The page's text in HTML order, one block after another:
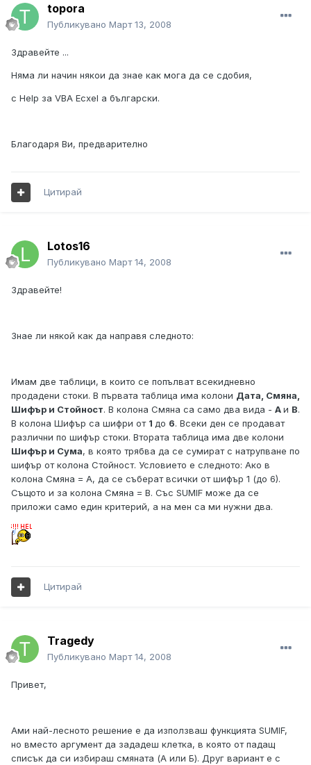
topora
Публикувано Март 13, 2008
Здравейте ...
Няма ли начин някои да знае как мога да се сдобия,
с Help за VBA Ecxel а български.
Благодаря Ви, предварително
Цитирай
Lotos16
Публикувано Март 14, 2008
Здравейте!
Знае ли някой как да направя следното:
Имам две таблици, в които се попълват всекидневно
продадени стоки. В първата таблица има колони Дата, Смяна,
Шифър и Стойност. В колона Смяна са само два вида - Аи В.
В колона Шифър са шифри от 1 до 6. Всеки ден се продават
различни по шифър стоки. Втората таблица има две колони
Шифър и Сума, в която трябва да се сумират с натрупване по
шифър от колона Стойност. Условието е следното: Ако в
колона Смяна = А, да се съберат всички от шифър 1 (до 6).
Същото и за колона Смяна = В. Със SUMIF може да се
приложи само един критерий, а на мен са ми нужни два.
Цитирай
Tragedy
Публикувано Март 14, 2008
Привет,
Ами най-лесното решение е да използваш функцията SUMIF,
но вместо аргумент да зададеш клетка, в която от падащ
списък да си избираш смяната (А или Б). Друг вариант е с